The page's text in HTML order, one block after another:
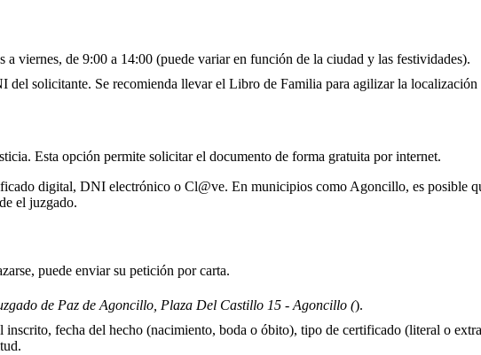
a viernes, de 9:00 a 14:00 (puede variar en función de la ciudad y las festividades).
del solicitante. Se recomienda llevar el Libro de Familia para agilizar la localización
Esta opción permite solicitar el documento de forma gratuita por internet.
digital, DNI electrónico o Cl@ve. En municipios como Agoncillo, es posible
el juzgado.
puede enviar su petición por carta.
de Paz de Agoncillo, Plaza Del Castillo 15 - Agoncillo ().
fecha del hecho (nacimiento, boda o óbito), tipo de certificado (literal o